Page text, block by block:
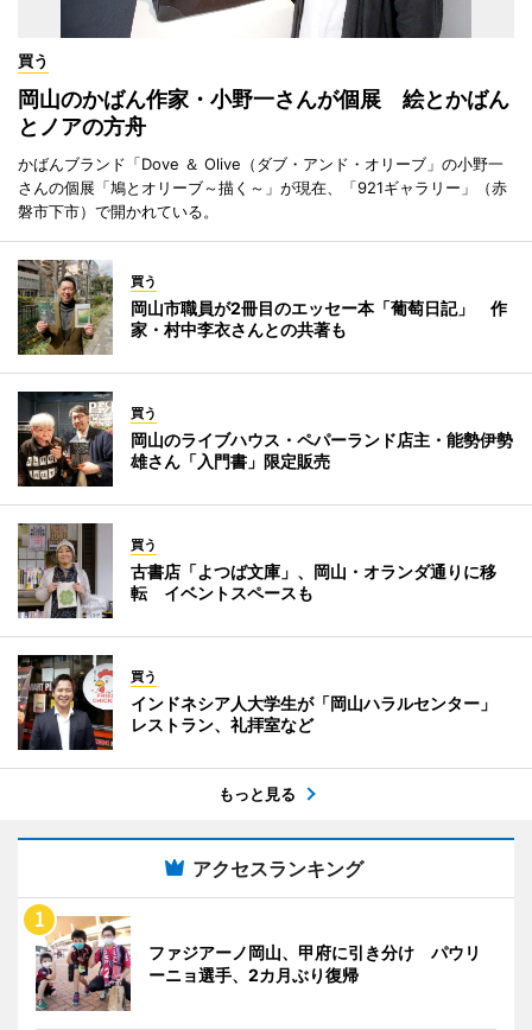
買う
岡山のかばん作家・小野一さんが個展 絵とかばん
とノアの方舟
かばんブランド「Dove ＆ Olive（ダブ・アンド・オリーブ」の小野一
さんの個展「鳩とオリーブ～描く～」が現在、「921ギャラリー」（赤
磐市下市）で開かれている。
買う
岡山市職員が2冊目のエッセー本「葡萄日記」 作
家・村中李衣さんとの共著も
買う
岡山のライブハウス・ペパーランド店主・能勢伊勢
雄さん「入門書」限定販売
買う
古書店「よつば文庫」、岡山・オランダ通りに移
転 イベントスペースも
買う
インドネシア人大学生が「岡山ハラルセンター」
レストラン、礼拝室など
もっと見る
アクセスランキング
ファジアーノ岡山、甲府に引き分け パウリ
ーニョ選手、2カ月ぶり復帰